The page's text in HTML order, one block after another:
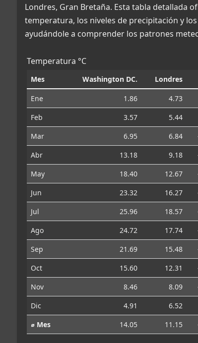
Londres, Gran Bretaña. Esta tabla detallada
temperatura, los niveles de precipitación y
ayudándole a comprender los patrones
Temperatura °C
Mes Washington DC. Londres
Ene 1.86 4.73
Feb
3.57 5.44
Mar
6.95 6.84
Abr
13.18 9.18
May
18.40 12.67
Jun
23.32 16.27
Jul
25.96 18.57
Ago
24.72 17.74
Sep
21.69 15.48
Oct
15.60 12.31
Nov
8.46 8.09
Dic
4.91 6.52
⌀ Mes
14.05 11.15